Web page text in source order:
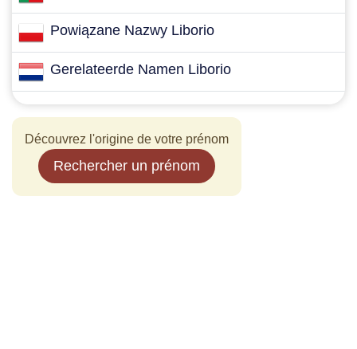
Powiązane Nazwy Liborio
Gerelateerde Namen Liborio
Découvrez l'origine de votre prénom
Rechercher un prénom